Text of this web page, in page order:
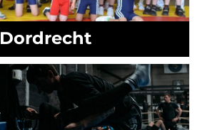
Dordrecht